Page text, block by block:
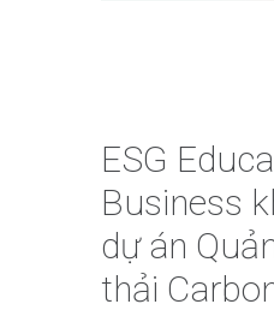
ESG
Business
dự án
thải